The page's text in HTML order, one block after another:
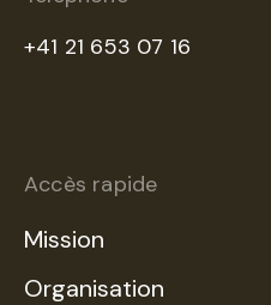
+41 21 653 07 16
Accès rapide
Mission
Organisation